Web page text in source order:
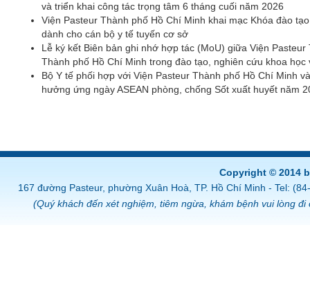
và triển khai công tác trọng tâm 6 tháng cuối năm 2026
Viện Pasteur Thành phố Hồ Chí Minh khai mạc Khóa đào
dành cho cán bộ y tế tuyến cơ sở
Lễ ký kết Biên bản ghi nhớ hợp tác (MoU) giữa Viện
Thành phố Hồ Chí Minh trong đào tạo, nghiên cứu khoa
Bộ Y tế phối hợp với Viện Pasteur Thành phố Hồ Chí Minh
hưởng ứng ngày ASEAN phòng, chống Sốt xuất huyết năm
Copyright © 2014
167 đường Pasteur, phường Xuân Hoà, TP. Hồ Chí Minh - Tel:
(Quý khách đến xét nghiệm, tiêm ngừa, khám bệnh vui lòng